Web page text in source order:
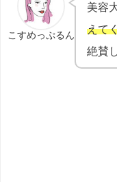
こすめっぷるん
美容
えて
絶賛